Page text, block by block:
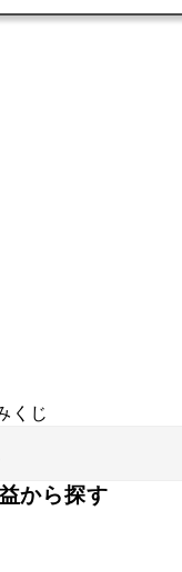
くじ
から探す